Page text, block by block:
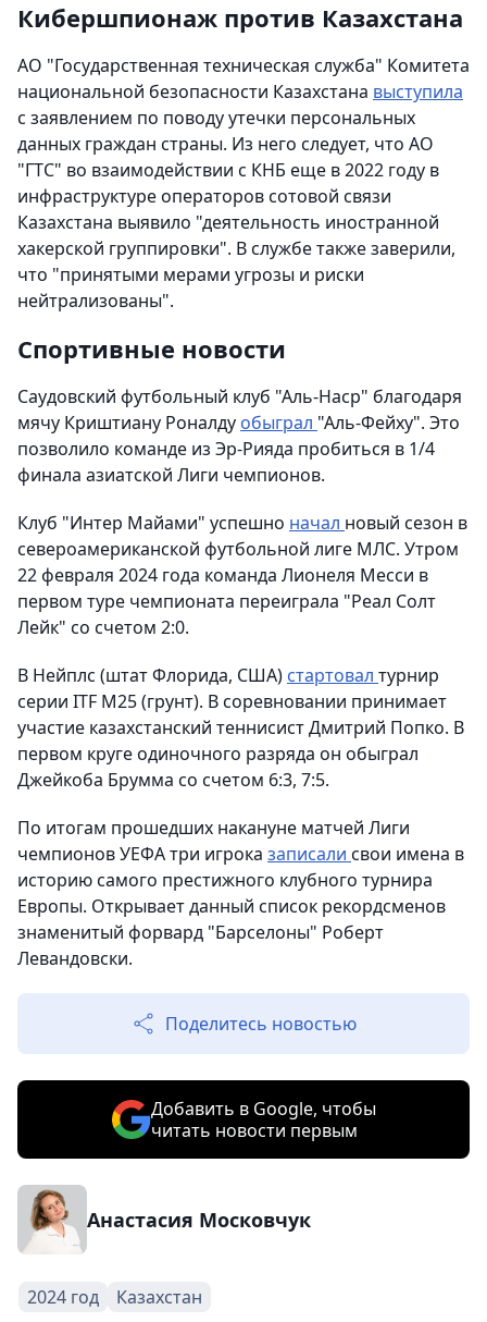
Кибершпионаж против Казахстана
АО "Государственная техническая служба" Комитета
национальной безопасности Казахстана выступила
с заявлением по поводу утечки персональных
данных граждан страны. Из него следует, что АО
"ГТС" во взаимодействии с КНБ еще в 2022 году в
инфраструктуре операторов сотовой связи
Казахстана выявило "деятельность иностранной
хакерской группировки". В службе также заверили,
что "принятыми мерами угрозы и риски
нейтрализованы".
Спортивные новости
Саудовский футбольный клуб "Аль-Наср" благодаря
мячу Криштиану Роналду обыграл "Аль-Фейху". Это
позволило команде из Эр-Рияда пробиться в 1/4
финала азиатской Лиги чемпионов.
Клуб "Интер Майами" успешно начал новый сезон в
североамериканской футбольной лиге МЛС. Утром
22 февраля 2024 года команда Лионеля Месси в
первом туре чемпионата переиграла "Реал Солт
Лейк" со счетом 2:0.
В Нейплс (штат Флорида, США) стартовал турнир
серии ITF М25 (грунт). В соревновании принимает
участие казахстанский теннисист Дмитрий Попко. В
первом круге одиночного разряда он обыграл
Джейкоба Брумма со счетом 6:3, 7:5.
По итогам прошедших накануне матчей Лиги
чемпионов УЕФА три игрока записали свои имена в
историю самого престижного клубного турнира
Европы. Открывает данный список рекордсменов
знаменитый форвард "Барселоны" Роберт
Левандовски.
Поделитесь новостью
Добавить в Google, чтобы
читать новости первым
Анастасия Московчук
2024 год Казахстан